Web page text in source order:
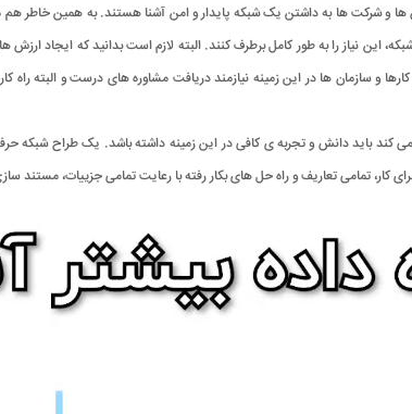
ها و شرکت ها به داشتن یک شبکه پایدار و امن آشنا هستند. به همین خاطر
نیاز را به طور کامل برطرف کنند. البته لازم است بدانید که ایجاد
و سازمان ها در این زمینه نیازمند دریافت مشاوره های درست و البته
کند باید دانش و تجربه ی کافی در این زمینه داشته باشد. یک طراح شبکه
کار، تمامی تعاریف و راه حل های بکار رفته با رعایت تمامی جزییات، مستند